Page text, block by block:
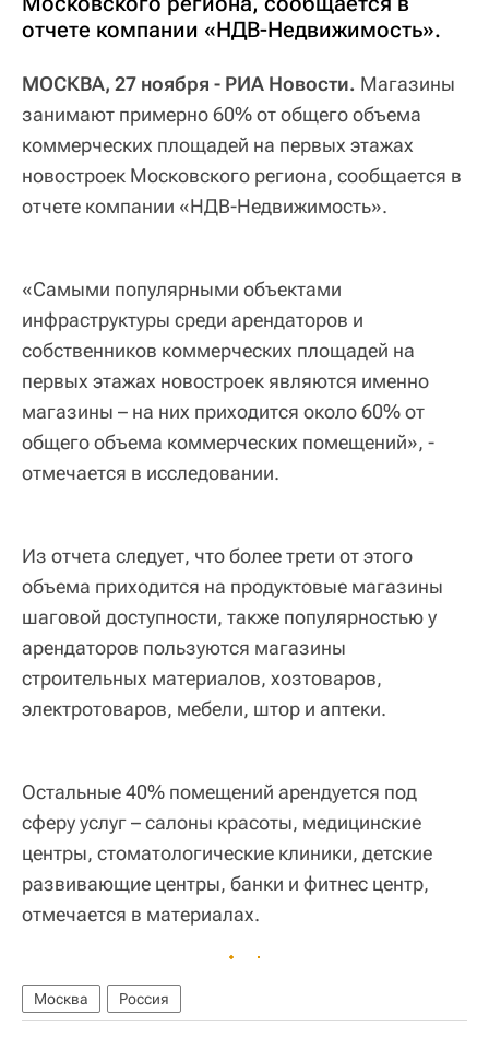
отчете компании «НДВ-Недвижимость».
МОСКВА, 27 ноября - РИА Новости. Магазины
занимают примерно 60% от общего объема
коммерческих площадей на первых этажах
новостроек Московского региона, сообщается в
отчете компании «НДВ-Недвижимость».
«Самыми популярными объектами
инфраструктуры среди арендаторов и
собственников коммерческих площадей на
первых этажах новостроек являются именно
магазины – на них приходится около 60% от
общего объема коммерческих помещений», -
отмечается в исследовании.
Из отчета следует, что более трети от этого
объема приходится на продуктовые магазины
шаговой доступности, также популярностью у
арендаторов пользуются магазины
строительных материалов, хозтоваров,
электротоваров, мебели, штор и аптеки.
Остальные 40% помещений арендуется под
сферу услуг – салоны красоты, медицинские
центры, стоматологические клиники, детские
развивающие центры, банки и фитнес центр,
отмечается в материалах.
Москва Россия